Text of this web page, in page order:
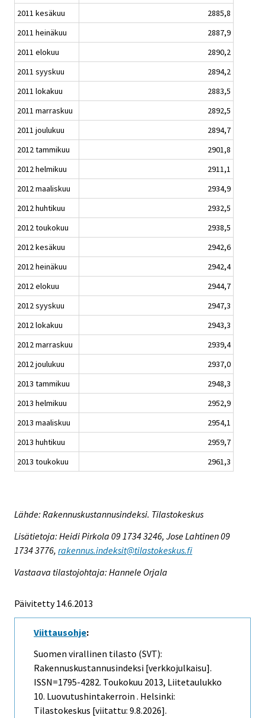
2011 kesäkuu
2885,8
2011 heinäkuu
2887,9
2011 elokuu
2890,2
2011 syyskuu
2894,2
2011 lokakuu
2883,5
2011 marraskuu
2892,5
2011 joulukuu
2894,7
2012 tammikuu
2901,8
2012 helmikuu
2911,1
2012 maaliskuu
2934,9
2012 huhtikuu
2932,5
2012 toukokuu
2938,5
2012 kesäkuu
2942,6
2012 heinäkuu
2942,4
2012 elokuu
2944,7
2012 syyskuu
2947,3
2012 lokakuu
2943,3
2012 marraskuu
2939,4
2012 joulukuu
2937,0
2013 tammikuu
2948,3
2013 helmikuu
2952,9
2013 maaliskuu
2954,1
2013 huhtikuu
2959,7
2013 toukokuu
2961,3
Lähde: Rakennuskustannusindeksi. Tilastokeskus
Lisätietoja: Heidi Pirkola 09 1734 3246, Jose Lahtinen 09
1734 3776, rakennus.indeksit@tilastokeskus.fi
Vastaava tilastojohtaja: Hannele Orjala
Päivitetty 14.6.2013
Viittausohje:
Suomen virallinen tilasto (SVT):
Rakennuskustannusindeksi [verkkojulkaisu].
ISSN=1795-4282. Toukokuu 2013, Liitetaulukko
10. Luovutushintakerroin . Helsinki:
Tilastokeskus [viitattu: 9.8.2026].